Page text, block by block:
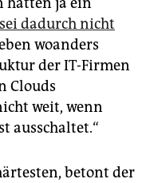
dadurch nicht
woanders
der IT-Firmen
Clouds
weit, wenn
ausschaltet.“
betont der